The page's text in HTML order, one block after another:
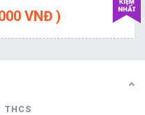
VNĐ )
THCS